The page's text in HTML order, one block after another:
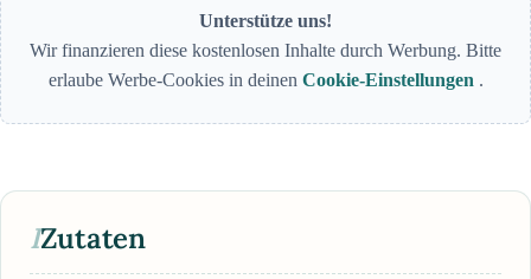
Unterstütze uns!
Wir finanzieren diese kostenlosen Inhalte durch Werbung. Bitte
erlaube Werbe-Cookies in deinen Cookie-Einstellungen .
IZutaten